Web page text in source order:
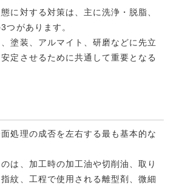
に対する対策は、主に洗浄・脱脂、
つがあります。
塗装、アルマイト、研磨などに先立
定させるために共通して重要となる
処理の成否を左右する最も基本的な
は、加工時の加工油や切削油、取り
紋、工程で使用される離型剤、微細